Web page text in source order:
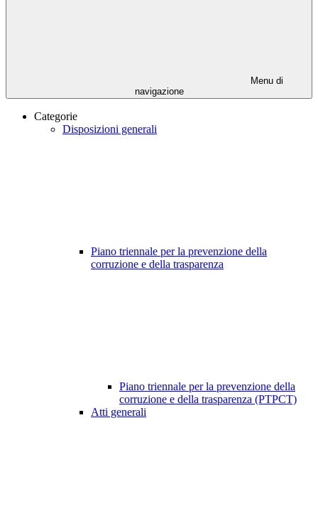
Menu di
navigazione
Categorie
Disposizioni generali
Piano triennale per la prevenzione della
corruzione e della trasparenza
Piano triennale per la prevenzione della
corruzione e della trasparenza (PTPCT)
Atti generali